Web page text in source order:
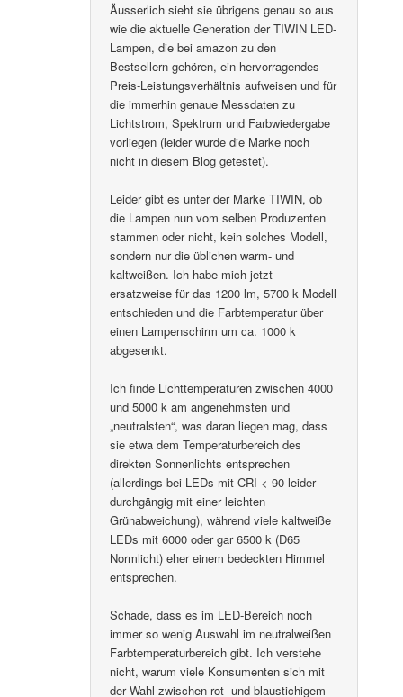
Äusserlich sieht sie übrigens genau so aus
wie die aktuelle Generation der TIWIN LED-
Lampen, die bei amazon zu den
Bestsellern gehören, ein hervorragendes
Preis-Leistungsverhältnis aufweisen und für
die immerhin genaue Messdaten zu
Lichtstrom, Spektrum und Farbwiedergabe
vorliegen (leider wurde die Marke noch
nicht in diesem Blog getestet).
Leider gibt es unter der Marke TIWIN, ob
die Lampen nun vom selben Produzenten
stammen oder nicht, kein solches Modell,
sondern nur die üblichen warm- und
kaltweißen. Ich habe mich jetzt
ersatzweise für das 1200 lm, 5700 k Modell
entschieden und die Farbtemperatur über
einen Lampenschirm um ca. 1000 k
abgesenkt.
Ich finde Lichttemperaturen zwischen 4000
und 5000 k am angenehmsten und
„neutralsten“, was daran liegen mag, dass
sie etwa dem Temperaturbereich des
direkten Sonnenlichts entsprechen
(allerdings bei LEDs mit CRI < 90 leider
durchgängig mit einer leichten
Grünabweichung), während viele kaltweiße
LEDs mit 6000 oder gar 6500 k (D65
Normlicht) eher einem bedeckten Himmel
entsprechen.
Schade, dass es im LED-Bereich noch
immer so wenig Auswahl im neutralweißen
Farbtemperaturbereich gibt. Ich verstehe
nicht, warum viele Konsumenten sich mit
der Wahl zwischen rot- und blaustichigem